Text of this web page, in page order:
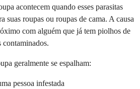
acontecem quando esses parasitas
suas roupas ou roupas de cama. A causa
com alguém que já tem piolhos de
geralmente se espalham:
pessoa infestada